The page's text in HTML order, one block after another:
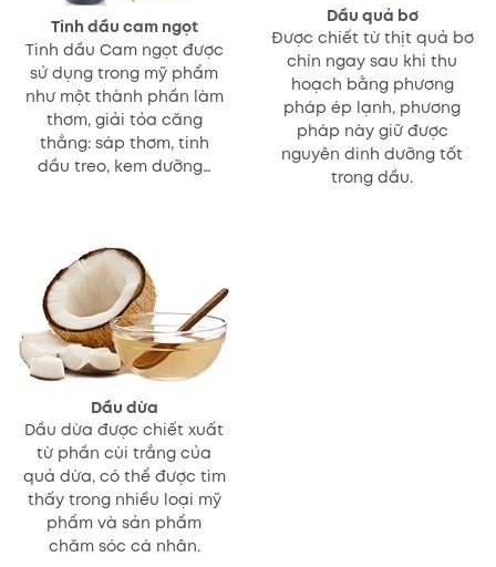
Tinh dầu cam ngọt
Tinh dầu Cam ngọt được
sử dụng trong mỹ phẩm
như một thành phần làm
thơm, giải tỏa căng
thẳng: sáp thơm, tinh
dầu treo, kem dưỡng…
Dầu quả bơ
Được chiết từ thịt quả bơ
chín ngay sau khi thu
hoạch bằng phương
pháp ép lạnh, phương
pháp này giữ được
nguyên dinh dưỡng tốt
trong dầu.
Dầu dừa
Dầu dừa được chiết xuất
từ phần cùi trắng của
quả dừa, có thể được tìm
thấy trong nhiều loại mỹ
phẩm và sản phẩm
chăm sóc cá nhân.